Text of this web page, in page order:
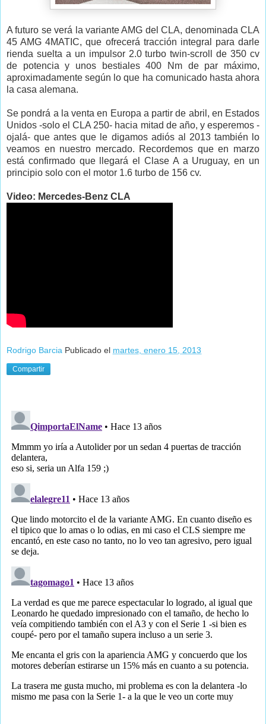
A futuro se verá la variante AMG del CLA, denominada CLA
45 AMG 4MATIC, que ofrecerá tracción integral para darle
rienda suelta a un impulsor 2.0 turbo twin-scroll de 350 cv
de potencia y unos bestiales 400 Nm de par máximo,
aproximadamente según lo que ha comunicado hasta ahora
la casa alemana.
Se pondrá a la venta en Europa a partir de abril, en Estados
Unidos -solo el CLA 250- hacia mitad de año, y esperemos -
ojalá- que antes que le digamos adiós al 2013 también lo
veamos en nuestro mercado. Recordemos que en marzo
está confirmado que llegará el Clase A a Uruguay, en un
principio solo con el motor 1.6 turbo de 156 cv.
Video: Mercedes-Benz CLA
Rodrigo Barcia Publicado el martes, enero 15, 2013
Compartir